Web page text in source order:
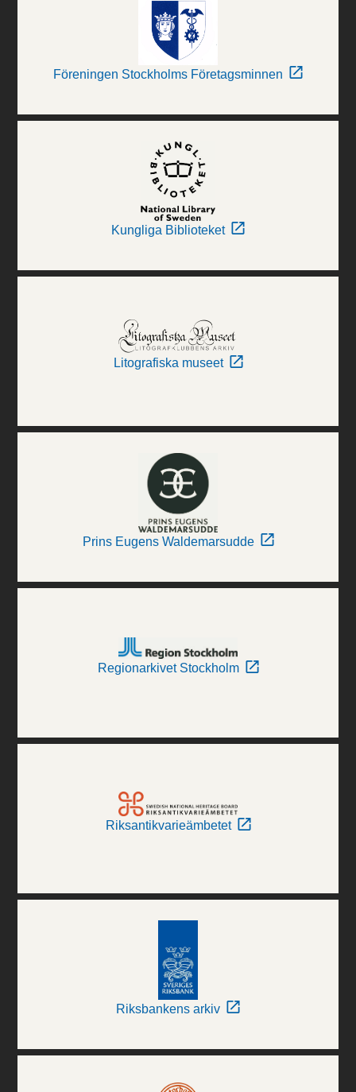
Föreningen Stockholms Företagsminnen
Kungliga Biblioteket
Litografiska museet
Prins Eugens Waldemarsudde
Regionarkivet Stockholm
Riksantikvarieämbetet
Riksbankens arkiv